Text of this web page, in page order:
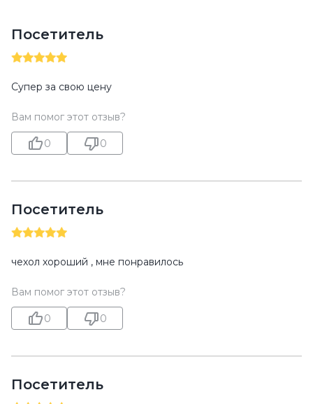
Посетитель
Супер за свою цену
Вам помог этот отзыв?
0 0
Посетитель
чехол хороший , мне понравилось
Вам помог этот отзыв?
0 0
Посетитель